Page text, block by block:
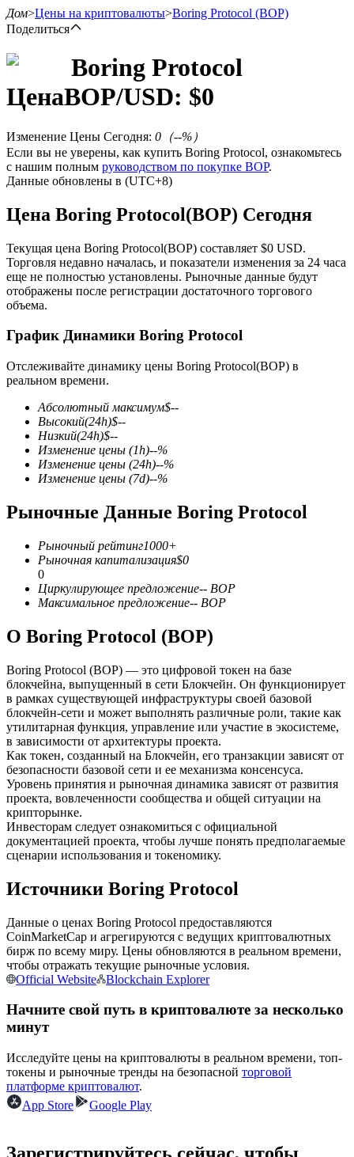
Фьючерсы
USDT-фьючерсы
Фьючерсы с использованием USDT в качестве
обеспечения
Фьючерсы на COIN-M
Криптовалютные фьючерсы
TradFi
Деривативы на акции, форекс, драгоценные металлы и
сырьевые товары
USDC фьючерсы
Фьючерсы с использованием USDC в качестве
обеспечения
Копирование торговли
Присоединяйтесь к лучшим трейдерам
Дом>Цены на криптовалюты>Boring Protocol (BOP)
Поделиться
Boring Protocol
ЦенаBOP/USD: $0
Изменение Цены Сегодня: 0 （--%）
Если вы не уверены, как купить Boring Protocol, ознакомьтесь
с нашим полным руководством по покупке BOP.
Данные обновлены в (UTC+8)
Цена Boring Protocol(BOP) Сегодня
Текущая цена Boring Protocol(BOP) составляет $0 USD.
Торговля недавно началась, и показатели изменения за 24 часа
еще не полностью установлены. Рыночные данные будут
отображены после регистрации достаточного торгового
объема.
График Динамики Boring Protocol
Отслеживайте динамику цены Boring Protocol(BOP) в
реальном времени.
Абсолютный максимум$--
Высокий(24h)$--
Низкий(24h)$--
Изменение цены (1h)--%
Изменение цены (24h)--%
Изменение цены (7d)--%
Рыночные Данные Boring Protocol
Рыночный рейтинг1000+
Рыночная капитализация$0
0
Циркулирующее предложение-- BOP
Максимальное предложение-- BOP
О Boring Protocol (BOP)
Boring Protocol (BOP) — это цифровой токен на базе
блокчейна, выпущенный в сети Блокчейн. Он функционирует
в рамках существующей инфраструктуры своей базовой
блокчейн-сети и может выполнять различные роли, такие как
утилитарная функция, управление или участие в экосистеме,
в зависимости от архитектуры проекта.
Как токен, созданный на Блокчейн, его транзакции зависят от
безопасности базовой сети и ее механизма консенсуса.
Уровень принятия и рыночная динамика зависят от развития
проекта, вовлеченности сообщества и общей ситуации на
крипторынке.
Инвесторам следует ознакомиться с официальной
документацией проекта, чтобы лучше понять предполагаемые
сценарии использования и токеномику.
Источники Boring Protocol
Данные о ценах Boring Protocol предоставляются
CoinMarketCap и агрегируются с ведущих криптовалютных
бирж по всему миру. Цены обновляются в реальном времени,
чтобы отражать текущие рыночные условия.
Official Website
Blockchain Explorer
Начните свой путь в криптовалюте за несколько
минут
Исследуйте цены на криптовалюты в реальном времени, топ-
токены и рыночные тренды на безопасной торговой
платформе криптовалют.
App Store
Google Play